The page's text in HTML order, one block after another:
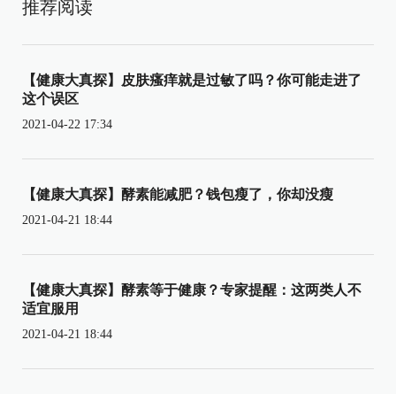
推荐阅读
【健康大真探】皮肤瘙痒就是过敏了吗？你可能走进了
这个误区
2021-04-22 17:34
【健康大真探】酵素能减肥？钱包瘦了，你却没瘦
2021-04-21 18:44
【健康大真探】酵素等于健康？专家提醒：这两类人不
适宜服用
2021-04-21 18:44